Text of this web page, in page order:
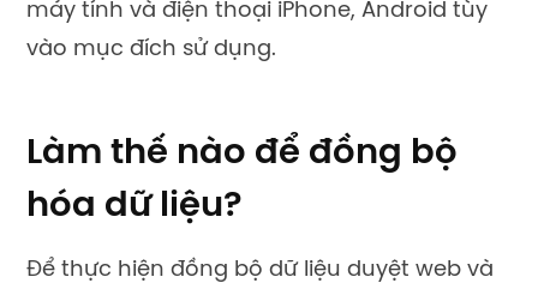
máy tính và điện thoại iPhone, Android tùy
vào mục đích sử dụng.
Làm thế nào để đồng bộ
hóa dữ liệu?
Để thực hiện đồng bộ dữ liệu duyệt web và